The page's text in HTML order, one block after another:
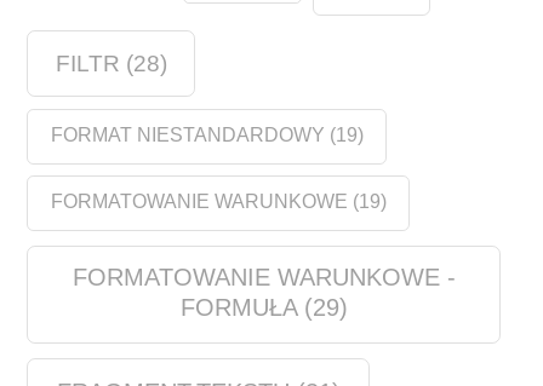
FILTR (28)
FORMAT NIESTANDARDOWY (19)
FORMATOWANIE WARUNKOWE (19)
FORMATOWANIE WARUNKOWE -
FORMUŁA(29)